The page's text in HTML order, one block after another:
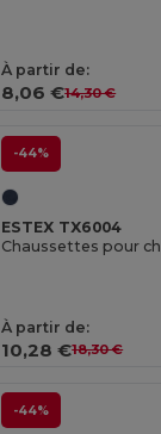
À partir de:
8,06 €14,30 €
-44%
ESTEX TX6004
Chaussettes pour
À partir de:
10,28 €18,30 €
-44%